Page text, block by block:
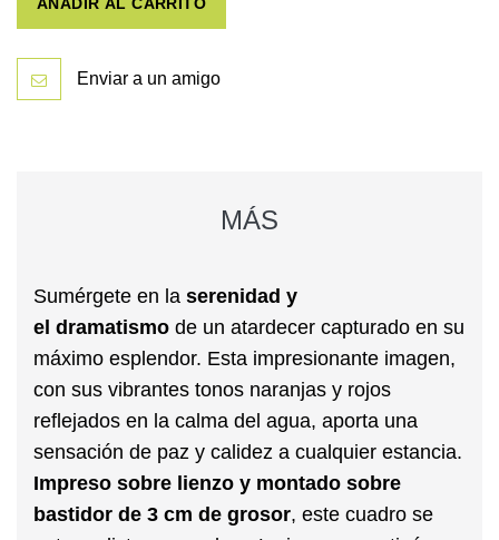
Enviar a un amigo
MÁS
Sumérgete en la serenidad y
el dramatismo de un atardecer capturado en su
máximo esplendor. Esta impresionante imagen,
con sus vibrantes tonos naranjas y rojos
reflejados en la calma del agua, aporta una
sensación de paz y calidez a cualquier estancia.
Impreso sobre lienzo y montado sobre
bastidor de 3 cm de grosor, este cuadro se